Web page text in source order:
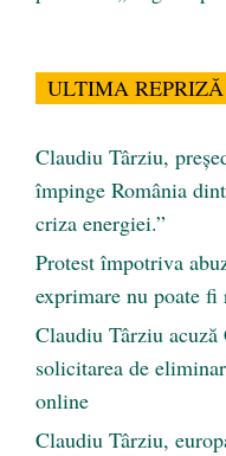
ULTIMA REPRIZĂ
Claudiu Târziu,
împinge România
criza energiei.”
Protest împotriva
exprimare nu poate fi
Claudiu Târziu
solicitarea de
online
Claudiu Târziu,